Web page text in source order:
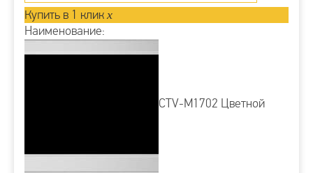
Купить в 1 клик x
Наименование:
CTV-M1702 Цветной